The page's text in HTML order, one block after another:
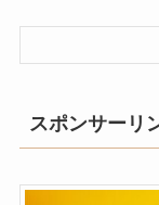
スポンサーリ